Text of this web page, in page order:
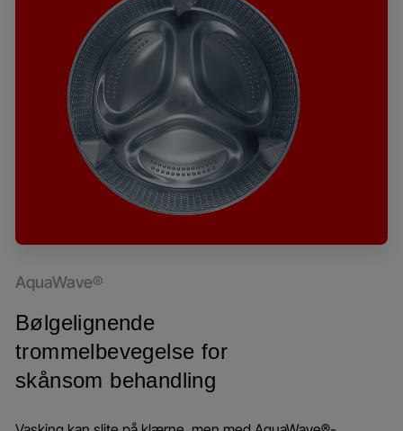
AquaWave®
Bølgelignende
trommelbevegelse for
skånsom behandling